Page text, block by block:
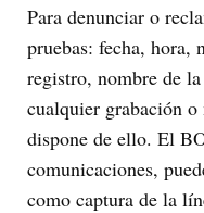
Para denunciar o
pruebas: fecha, hora,
registro, nombre de
cualquier grabación o
dispone de ello. El
comunicaciones,
como captura de la